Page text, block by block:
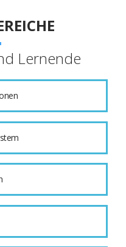
Lernende